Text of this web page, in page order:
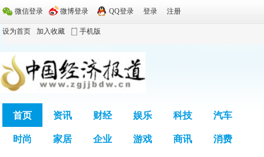
微信登录 微博登录 QQ登录 登录 注册
设为首页 加入收藏 手机版
首页 资讯 财经 娱乐 科技 汽车
时尚 家居 企业 游戏 商讯 消费